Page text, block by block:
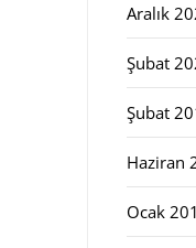
Aralık
Şubat
Şubat
Haziran
Ocak